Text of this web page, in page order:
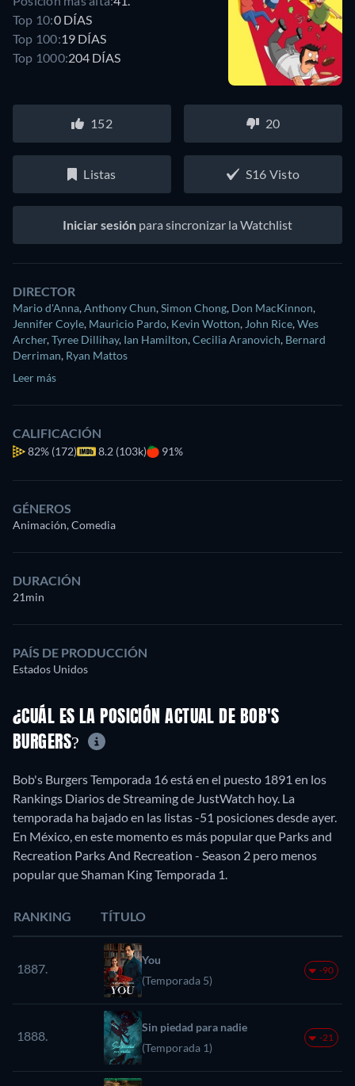
Top 10:0 DÍAS
Top 100:19 DÍAS
Top 1000:204 DÍAS
152 20
Listas S16 Visto
Iniciar sesión para sincronizar la Watchlist
DIRECTOR
Mario d'Anna,Anthony Chun,Simon Chong, Don MacKinnon,
Jennifer Coyle, Mauricio Pardo, Kevin Wotton,John Rice,Wes
Archer,Tyree Dillihay, Ian Hamilton,Cecilia Aranovich, Bernard
Derriman, Ryan Mattos
Leer más
CALIFICACIÓN
82% (172) 8.2 (103k) 91%
GÉNEROS
Animación, Comedia
DURACIÓN
21min
PAÍS DE PRODUCCIÓN
Estados Unidos
¿CUÁL ES LA POSICIÓN ACTUAL DE BOB'S
BURGERS?
Bob's Burgers Temporada 16 está en el puesto 1891 en los
Rankings Diarios de Streaming de JustWatch hoy. La
temporada ha bajado en las listas -51 posiciones desde ayer.
En México, en este momento es más popular que Parks and
Recreation Parks And Recreation - Season 2 pero menos
popular que Shaman King Temporada 1.
RANKING TÍTULO
1887.
You
(Temporada 5)
-90
1888.
Sin piedad para nadie
(Temporada 1)
-21